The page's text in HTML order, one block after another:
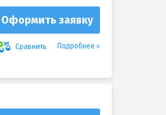
Оформить заявку
Сравнить Подробнее